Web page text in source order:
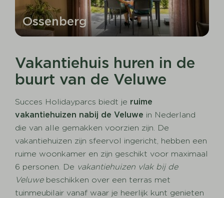
Ossenberg
Vakantiehuis huren in de
buurt van de Veluwe
Succes Holidayparcs biedt je ruime
vakantiehuizen nabij de Veluwe in Nederland
die van alle gemakken voorzien zijn. De
vakantiehuizen zijn sfeervol ingericht, hebben een
ruime woonkamer en zijn geschikt voor maximaal
6 personen. De vakantiehuizen vlak bij de
Veluwebeschikken over een terras met
tuinmeubilair vanaf waar je heerlijk kunt genieten